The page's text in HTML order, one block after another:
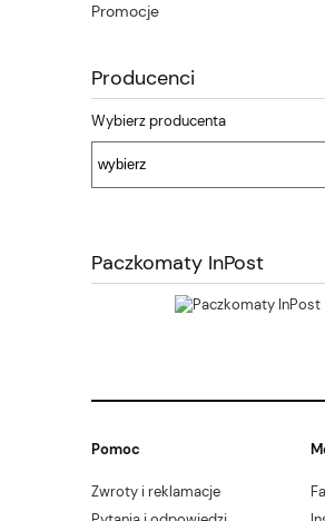
Promocje
Producenci
Wybierz producenta
Paczkomaty InPost
Pomoc
Zwroty i reklamacje